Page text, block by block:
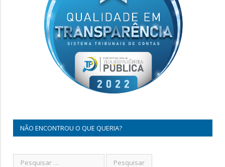
NÃO ENCONTROU O QUE QUERIA?